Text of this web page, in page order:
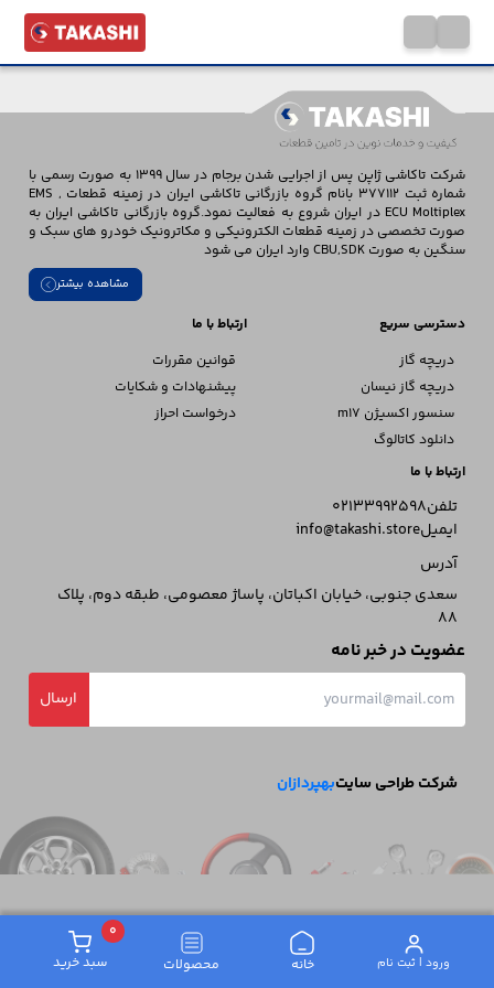
ورود | ثبت‌ نام خانه محصولات سبد خرید
0
شرکت تاکاشی ژاپن پس از اجرایی شدن برجام در سال 1399 به صورت رسمی با
شماره ثبت 377112 بانام گروه بازرگانی تاکاشی ایران در زمینه قطعات EMS ,
ECU Moltiplex در ایران شروع به فعالیت نمود.گروه بازرگانی تاکاشی ایران به
صورت تخصصی در زمینه قطعات الکترونیکی و مکاترونیک خودرو های سبک و
سنگین به صورت CBU,SDK وارد ایران می شود
مشاهده بیشتر
دسترسی سریع
دریچه گاز
دریچه گاز نیسان
سنسور اکسیژن m17
دانلود کاتالوگ
ارتباط با ما
قوانین مقررات
پیشنهادات و شکایات
درخواست احراز
ارتباط با ما
تلفن02133992598
ایمیلinfo@takashi.store
آدرس
سعدی جنوبی، خیابان اکباتان، پاساژ معصومی، طبقه دوم، پلاک
88
عضویت در خبر نامه
ارسال
شرکت طراحی سایتبهپردازان